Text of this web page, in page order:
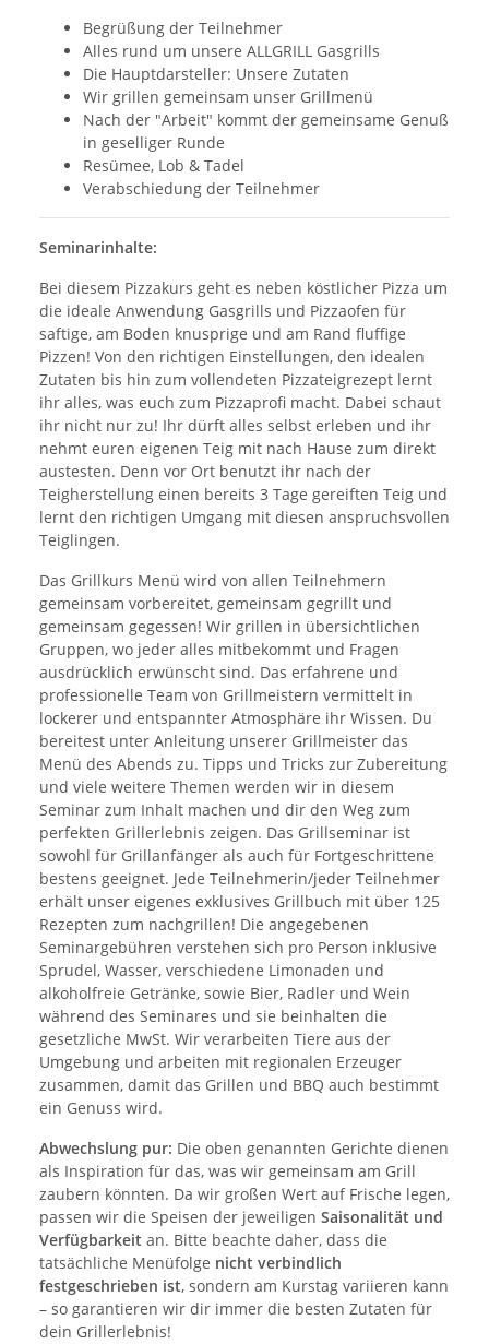
Begrüßung der Teilnehmer
Alles rund um unsere ALLGRILL Gasgrills
Die Hauptdarsteller: Unsere Zutaten
Wir grillen gemeinsam unser Grillmenü
Nach der "Arbeit" kommt der gemeinsame Genuß
in geselliger Runde
Resümee, Lob & Tadel
Verabschiedung der Teilnehmer
Seminarinhalte:
Bei diesem Pizzakurs geht es neben köstlicher Pizza um
die ideale Anwendung Gasgrills und Pizzaofen für
saftige, am Boden knusprige und am Rand fluffige
Pizzen! Von den richtigen Einstellungen, den idealen
Zutaten bis hin zum vollendeten Pizzateigrezept lernt
ihr alles, was euch zum Pizzaprofi macht. Dabei schaut
ihr nicht nur zu! Ihr dürft alles selbst erleben und ihr
nehmt euren eigenen Teig mit nach Hause zum direkt
austesten. Denn vor Ort benutzt ihr nach der
Teigherstellung einen bereits 3 Tage gereiften Teig und
lernt den richtigen Umgang mit diesen anspruchsvollen
Teiglingen.
Das Grillkurs Menü wird von allen Teilnehmern
gemeinsam vorbereitet, gemeinsam gegrillt und
gemeinsam gegessen! Wir grillen in übersichtlichen
Gruppen, wo jeder alles mitbekommt und Fragen
ausdrücklich erwünscht sind. Das erfahrene und
professionelle Team von Grillmeistern vermittelt in
lockerer und entspannter Atmosphäre ihr Wissen. Du
bereitest unter Anleitung unserer Grillmeister das
Menü des Abends zu. Tipps und Tricks zur Zubereitung
und viele weitere Themen werden wir in diesem
Seminar zum Inhalt machen und dir den Weg zum
perfekten Grillerlebnis zeigen. Das Grillseminar ist
sowohl für Grillanfänger als auch für Fortgeschrittene
bestens geeignet. Jede Teilnehmerin/jeder Teilnehmer
erhält unser eigenes exklusives Grillbuch mit über 125
Rezepten zum nachgrillen! Die angegebenen
Seminargebühren verstehen sich pro Person inklusive
Sprudel, Wasser, verschiedene Limonaden und
alkoholfreie Getränke, sowie Bier, Radler und Wein
während des Seminares und sie beinhalten die
gesetzliche MwSt. Wir verarbeiten Tiere aus der
Umgebung und arbeiten mit regionalen Erzeuger
zusammen, damit das Grillen und BBQ auch bestimmt
ein Genuss wird.
Abwechslung pur: Die oben genannten Gerichte dienen
als Inspiration für das, was wir gemeinsam am Grill
zaubern könnten. Da wir großen Wert auf Frische legen,
passen wir die Speisen der jeweiligen Saisonalität und
Verfügbarkeit an. Bitte beachte daher, dass die
tatsächliche Menüfolge nicht verbindlich
festgeschrieben ist, sondern am Kurstag variieren kann
– so garantieren wir dir immer die besten Zutaten für
dein Grillerlebnis!